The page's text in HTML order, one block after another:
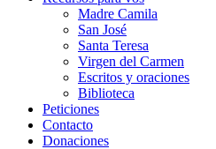
Madre Camila
San José
Santa Teresa
Virgen del Carmen
Escritos y oraciones
Biblioteca
Peticiones
Contacto
Donaciones